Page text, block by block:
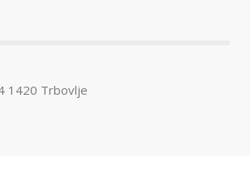
1420 Trbovlje